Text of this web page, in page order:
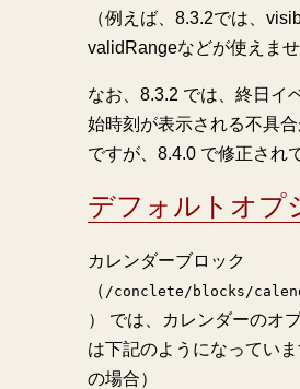
（例えば、8.3.2では、
validRangeなどが使えませ
なお、8.3.2 では、終日イ
始時刻が表示される不具
ですが、8.4.0 で修正され
デフォルトオプ
カレンダーブロック
（ /conclete/blocks/
） では、カレンダーのオ
は下記のようになってい
の場合）